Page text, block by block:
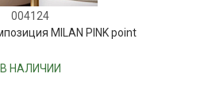
004124
MILAN PINK point
В НАЛИЧИИ